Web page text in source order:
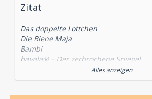
Zitat
Das doppelte Lottchen
Die Biene Maja
Bambi
bayala® – Der zerbrochene Spiegel
bayala® – Der magische Edelstein
Die Feriendetektive – Schatzsuche
Alles anzeigen